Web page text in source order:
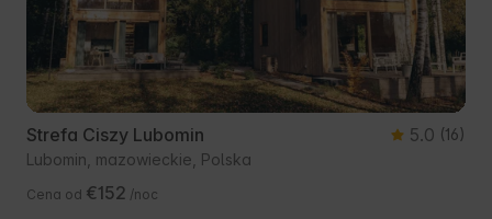
Strefa Ciszy Lubomin 5.0 (16)
Lubomin, mazowieckie, Polska
Cena od €152 /noc